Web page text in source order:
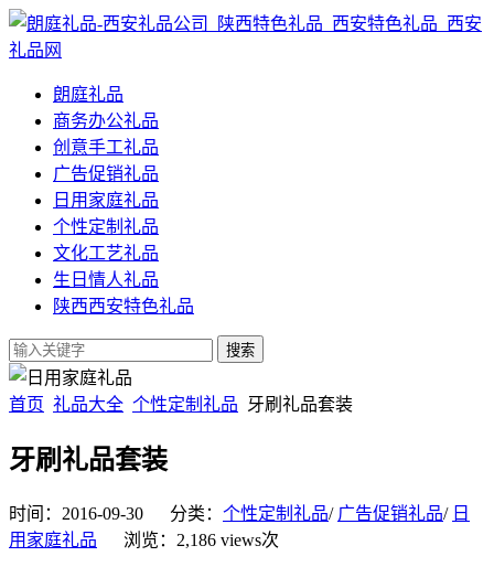
朗庭礼品
商务办公礼品
创意手工礼品
广告促销礼品
日用家庭礼品
个性定制礼品
文化工艺礼品
生日情人礼品
陕西西安特色礼品
首页 礼品大全 个性定制礼品 牙刷礼品套装
牙刷礼品套装
时间：2016-09-30 分类： 个性定制礼品/ 广告促销礼品/ 日
用家庭礼品 浏览：2,186 views次